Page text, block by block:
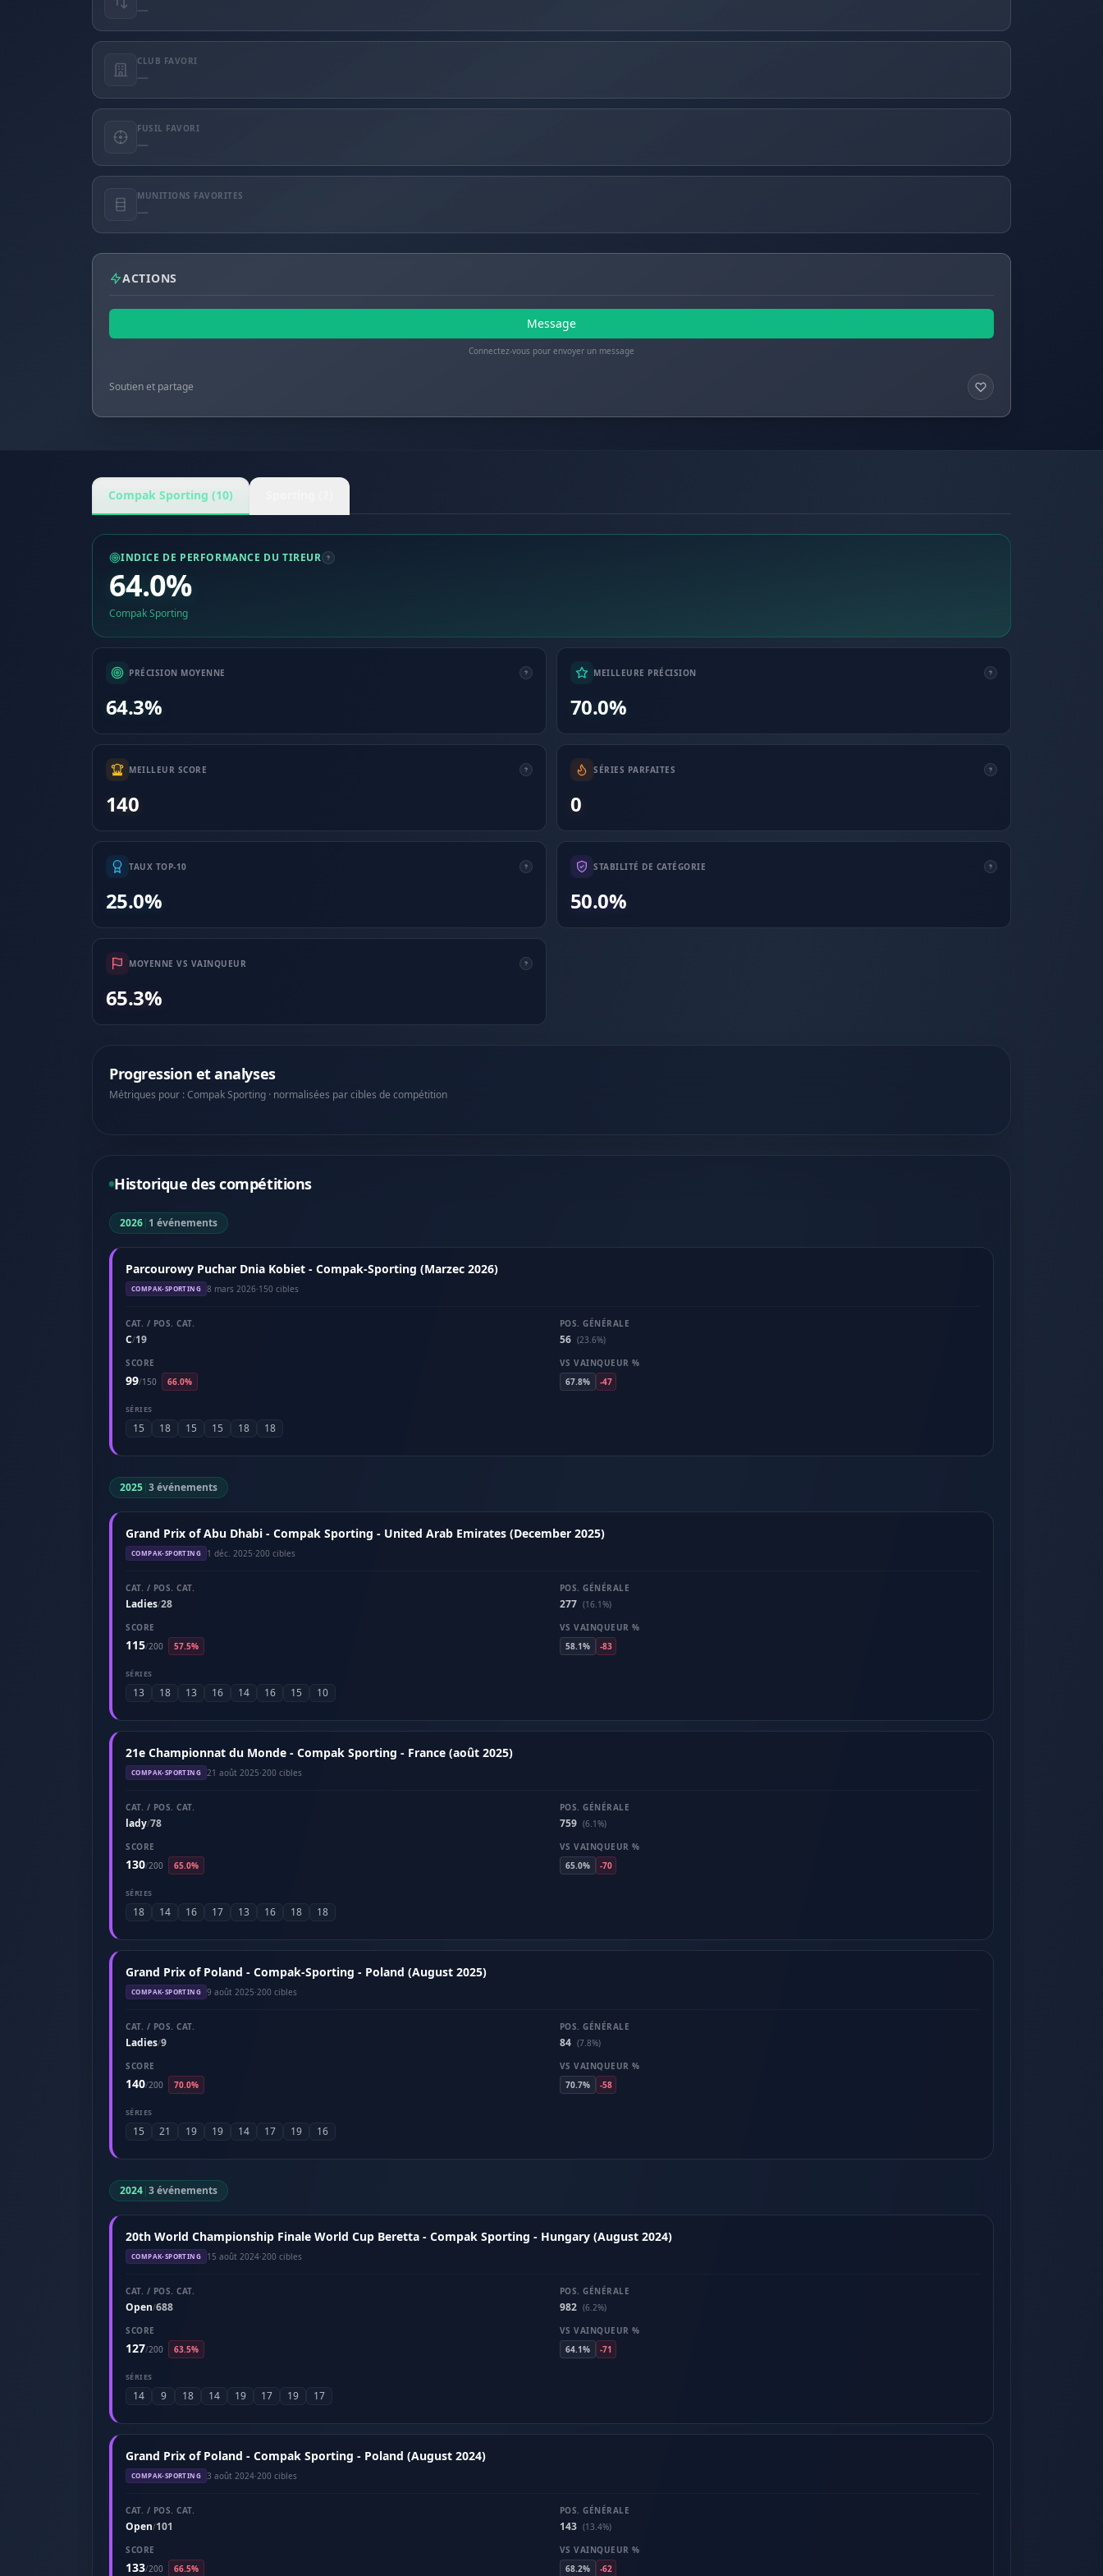
—
CLUB FAVORI
—
FUSIL FAVORI
—
MUNITIONS FAVORITES
—
ACTIONS
Message
Connectez-vous pour envoyer un message
Soutien et partage
Compak Sporting (10)
INDICE DE PERFORMANCE DU TIREUR
64.0%
Compak Sporting
PRÉCISION MOYENNE
64.3%
MEILLEURE PRÉCISION
70.0%
MEILLEUR SCORE
140
SÉRIES PARFAITES
0
TAUX TOP-10
25.0%
STABILITÉ DE CATÉGORIE
50.0%
MOYENNE VS VAINQUEUR
65.3%
Progression et analyses
Métriques pour : Compak Sporting · normalisées par cibles de compétition
Historique des compétitions
2026| 1 événements
Parcourowy Puchar Dnia Kobiet - Compak-Sporting (Marzec 2026)
COMPAK-SPORTING 8 mars 2026·150 cibles
CAT. / POS. CAT.
C/19
POS. GÉNÉRALE
56 (23.6%)
SCORE
99/150 66.0%
VS VAINQUEUR %
67.8%
-47
SÉRIES
15 18 15 15 18 18
2025|3 événements
Grand Prix of Abu Dhabi - Compak Sporting - United Arab Emirates (December 2025)
COMPAK-SPORTING 1 déc. 2025·200 cibles
CAT. / POS. CAT.
Ladies/28
POS. GÉNÉRALE
277 (16.1%)
SCORE
115/200 57.5%
VS VAINQUEUR %
58.1%
-83
SÉRIES
13 18 13 16 14 16 15 10
21e Championnat du Monde - Compak Sporting - France (août 2025)
COMPAK-SPORTING 21 août 2025·200 cibles
CAT. / POS. CAT.
lady/78
POS. GÉNÉRALE
759 (6.1%)
SCORE
130/200 65.0%
VS VAINQUEUR %
65.0%
-70
SÉRIES
18 14 16 17 13 16 18 18
Grand Prix of Poland - Compak-Sporting - Poland (August 2025)
COMPAK-SPORTING 9 août 2025·200 cibles
CAT. / POS. CAT.
Ladies/9
POS. GÉNÉRALE
84 (7.8%)
SCORE
140/200 70.0%
VS VAINQUEUR %
70.7%
-58
SÉRIES
15 21 19 19 14 17 19 16
2024|3 événements
20th World Championship Finale World Cup Beretta - Compak Sporting - Hungary (August 2024)
COMPAK-SPORTING 15 août 2024·200 cibles
CAT. / POS. CAT.
Open/688
POS. GÉNÉRALE
982 (6.2%)
SCORE
127/200 63.5%
VS VAINQUEUR %
64.1%
-71
SÉRIES
14 9 18 14 19 17 19 17
Grand Prix of Poland - Compak Sporting - Poland (August 2024)
COMPAK-SPORTING 3 août 2024·200 cibles
CAT. / POS. CAT.
Open/101
POS. GÉNÉRALE
143 (13.4%)
SCORE
133/200 66.5%
VS VAINQUEUR %
68.2%
-62